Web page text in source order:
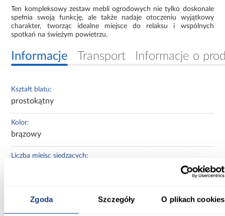
Zgoda Szczegóły O plikach cookies
Ten kompleksowy zestaw mebli ogrodowych nie tylko doskonale
spełnia swoją funkcję, ale także nadaje otoczeniu wyjątkowy
charakter, tworząc idealne miejsce do relaksu i wspólnych
spotkań na świeżym powietrzu.
Informacje Transport Informacje o
Kształt blatu:
prostokątny
Kolor:
brązowy
Liczba miejsc siedzących: